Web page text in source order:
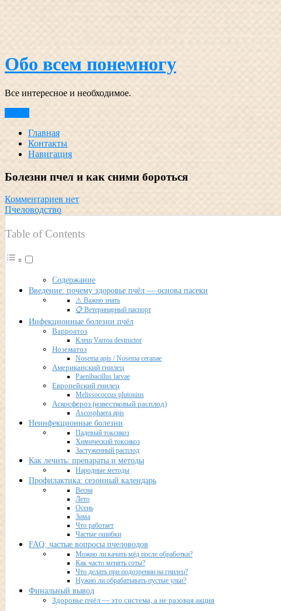
Обо всем понемногу
Все интересное и необходимое.
Главная
Контакты
Навигация
Болезни пчел и как сними бороться
Комментариев нет
Пчеловодство
Table of Contents
Содержание
Введение: почему здоровье пчёл — основа пасеки
⚠ Важно знать
📋 Ветеринарный паспорт
Инфекционные болезни пчёл
Варроатоз
Клещ Varroa destructor
Нозематоз
Nosema apis / Nosema ceranae
Американский гнилец
Paenibacillus larvae
Европейский гнилец
Melissococcus plutonius
Аскосфероз (известковый расплод)
Ascosphaera apis
Неинфекционные болезни
Падевый токсикоз
Химический токсикоз
Застуженный расплод
Как лечить: препараты и методы
Народные методы
Профилактика: сезонный календарь
Весна
Лето
Осень
Зима
Что работает
Частые ошибки
FAQ: частые вопросы пчеловодов
Можно ли качать мёд после обработки?
Как часто менять соты?
Что делать при подозрении на гнилец?
Нужно ли обрабатывать пустые ульи?
Финальный вывод
Здоровье пчёл — это система, а не разовая акция